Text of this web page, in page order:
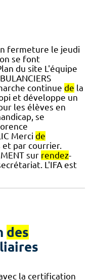
fermeture le jeudi
se font
du site L'équipe
continue de la
et développe un
les élèves en
se
Merci de
par courrier.
sur rendez-
L'IFA est
des
la certification